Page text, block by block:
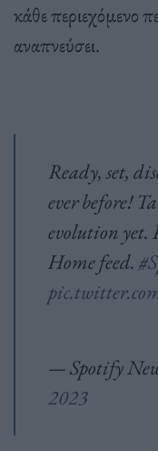
κάθε περιεχόμενο
αναπνεύσει.
Ready, set,
ever before!
evolution
Home feed.
— Spotify
2023